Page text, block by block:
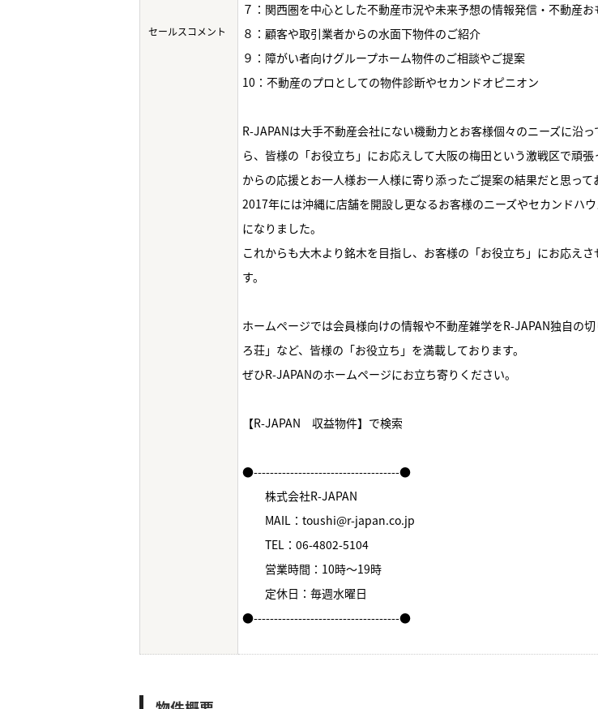
セールスコメント
７：関西圏を中心とした不動産市況や未来予想の情報発信・不動産
８：顧客や取引業者からの水面下物件のご紹介
９：障がい者向けグループホーム物件のご相談やご提案
10：不動産のプロとしての物件診断やセカンドオピニオン
R-JAPANは大手不動産会社にない機動力とお客様個々のニーズに沿
ら、皆様の「お役立ち」にお応えして大阪の梅田という激戦区で頑
からの応援とお一人様お一人様に寄り添ったご提案の結果だと思って
2017年には沖縄に店舗を開設し更なるお客様のニーズやセカンドハ
になりました。
これからも大木より銘木を目指し、お客様の「お役立ち」にお応え
す。
ホームページでは会員様向けの情報や不動産雑学をR-JAPAN独自の
ろ荘」など、皆様の「お役立ち」を満載しております。
ぜひR-JAPANのホームページにお立ち寄りください。
【R-JAPAN 収益物件】で検索
●------------------------------------●
株式会社R-JAPAN
MAIL：toushi@r-japan.co.jp
TEL：06-4802-5104
営業時間：10時～19時
定休日：毎週水曜日
●------------------------------------●